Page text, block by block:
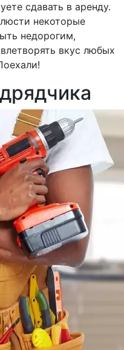
сдавать в аренду.
некоторые
недорогим,
вкус любых